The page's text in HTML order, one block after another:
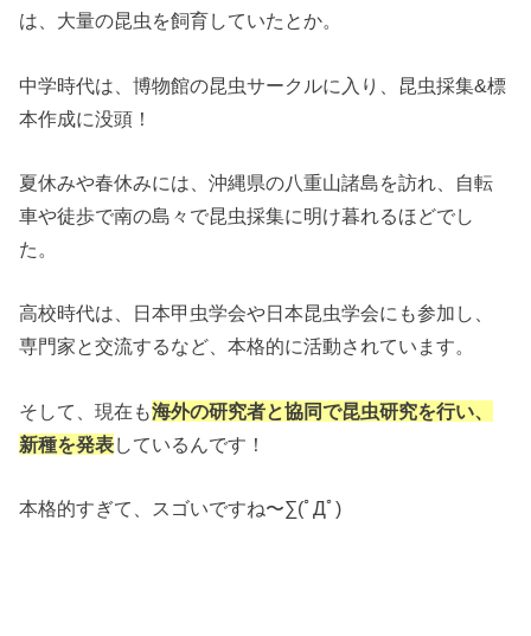
は、大量の昆虫を飼育していたとか。
中学時代は、博物館の昆虫サークルに入り、昆虫採集&標
本作成に没頭！
夏休みや春休みには、沖縄県の八重山諸島を訪れ、自転
車や徒歩で南の島々で昆虫採集に明け暮れるほどでし
た。
高校時代は、日本甲虫学会や日本昆虫学会にも参加し、
専門家と交流するなど、本格的に活動されています。
そして、現在も海外の研究者と協同で昆虫研究を行い、
新種を発表しているんです！
本格的すぎて、スゴいですね〜∑(ﾟДﾟ)